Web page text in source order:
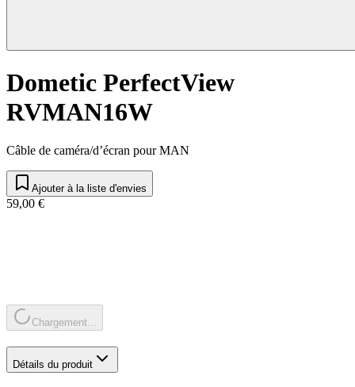
Dometic PerfectView
RVMAN16W
Câble de caméra/d’écran pour MAN
Ajouter à la liste d'envies
59,00 €
Chargement...
Détails du produit